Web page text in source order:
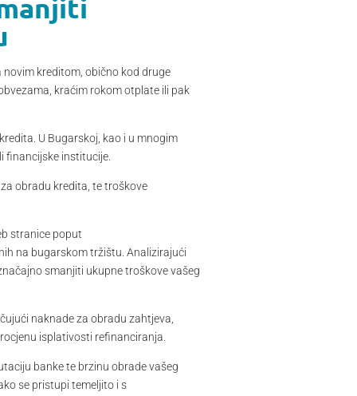
kreditom, obično kod druge
kraćim rokom otplate ili pak
U Bugarskoj, kao i u mnogim
financijske institucije.
obradu kredita, te troškove
stranice poput
na bugarskom tržištu. Analizirajući
smanjiti ukupne troškove vašeg
naknade za obradu zahtjeva,
isplativosti refinanciranja.
banke te brzinu obrade vašeg
se pristupi temeljito i s